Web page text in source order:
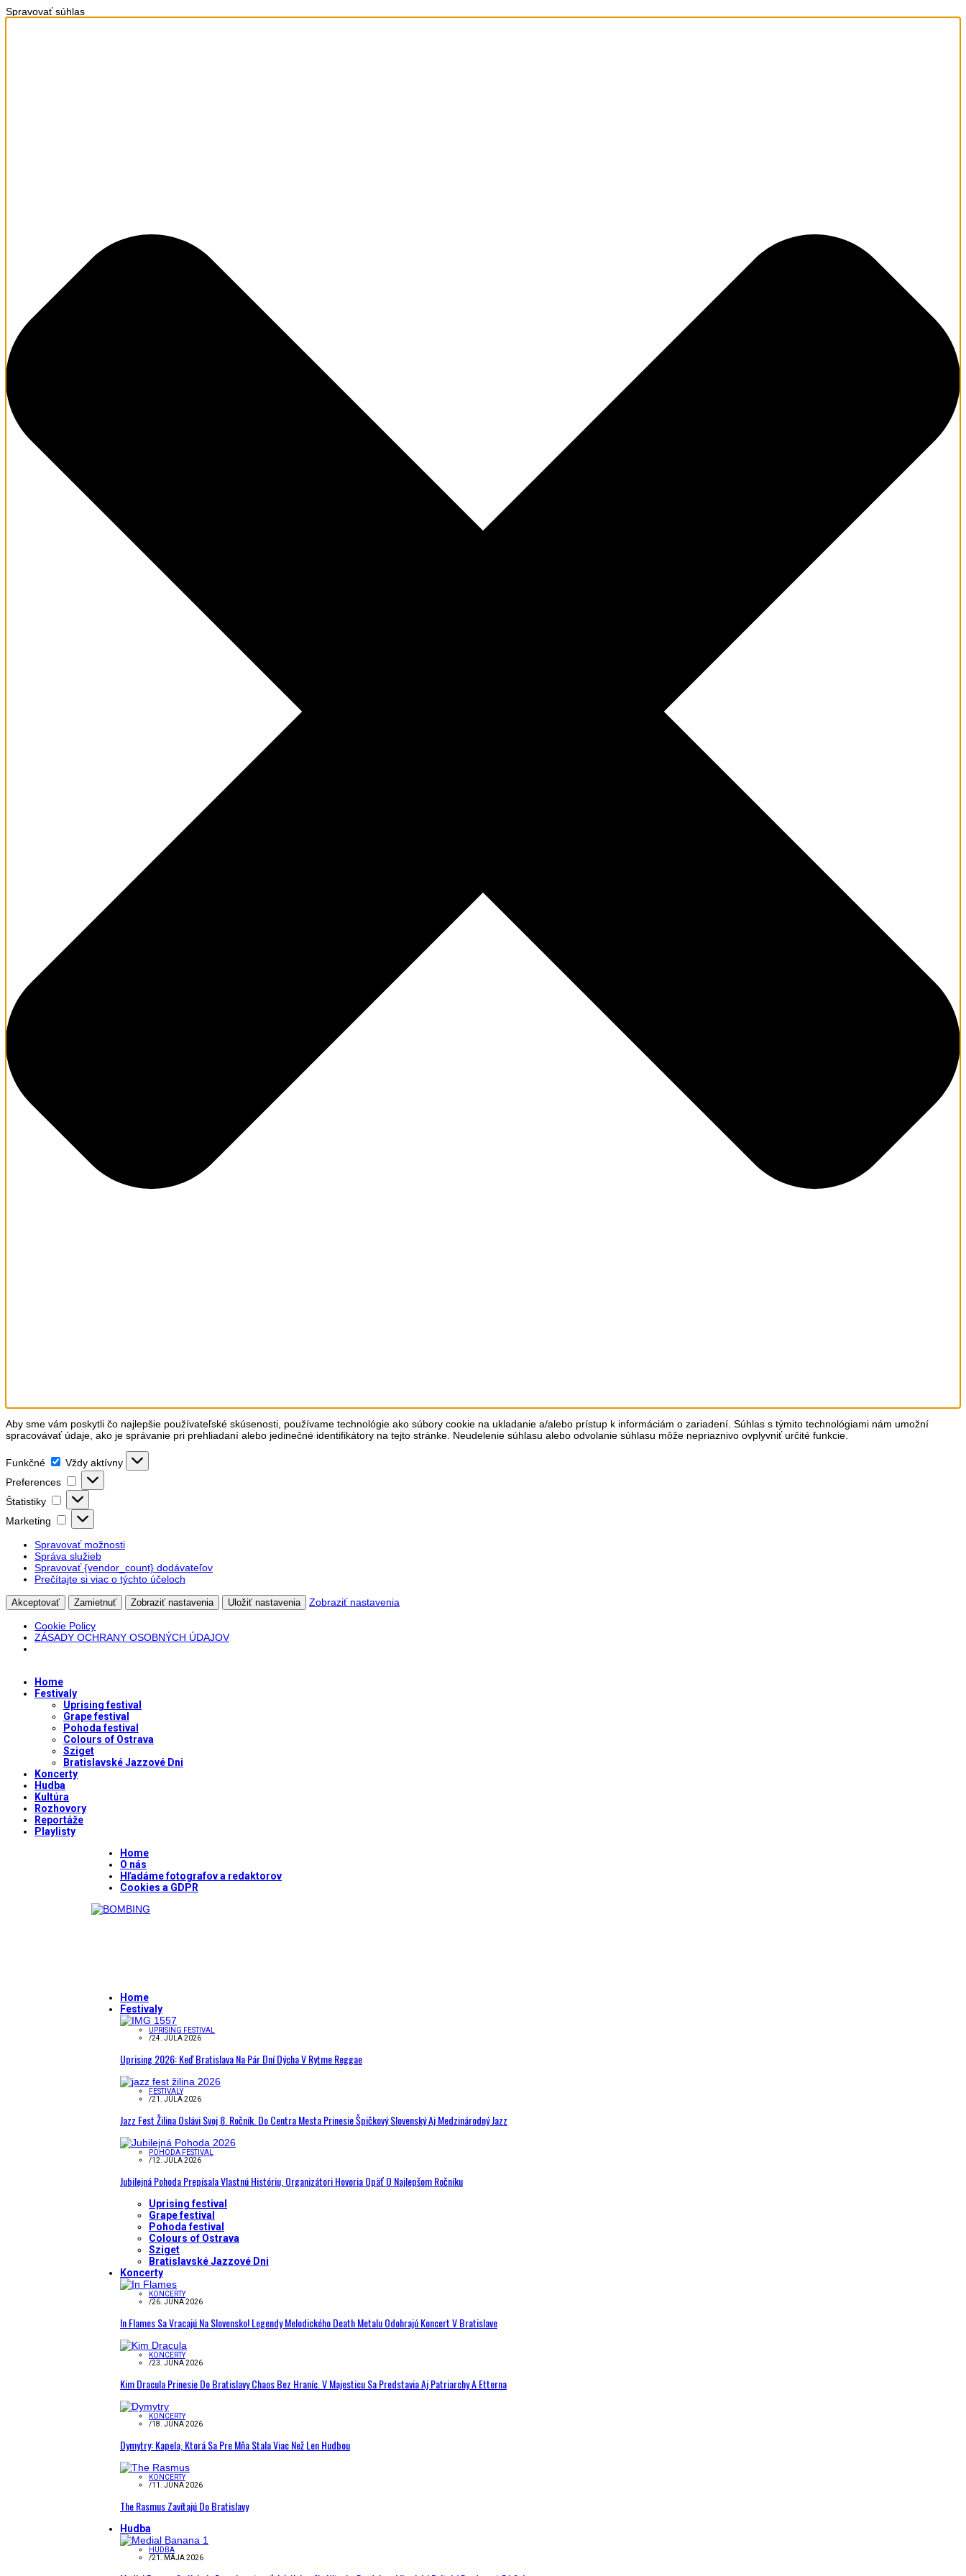
Spravovať súhlas
Aby sme vám poskytli čo najlepšie používateľské skúsenosti, používame technológie ako súbory cookie na ukladanie a/alebo prístup k informáciám o zariadení. Súhlas s týmito technológiami nám umožní
spracovávať údaje, ako je správanie pri prehliadaní alebo jedinečné identifikátory na tejto stránke. Neudelenie súhlasu alebo odvolanie súhlasu môže nepriaznivo ovplyvniť určité funkcie.
Funkčné
Vždy aktívny
Preferences
Preferences
Štatistiky
Štatistiky
Marketing
Marketing
Spravovať možnosti
Správa služieb
Spravovať {vendor_count} dodávateľov
Prečítajte si viac o týchto účeloch
Akceptovať Zamietnuť Zobraziť nastavenia Uložiť nastavenia Zobraziť nastavenia
Cookie Policy
ZÁSADY OCHRANY OSOBNÝCH ÚDAJOV
Home
Festivaly
Uprising festival
Grape festival
Pohoda festival
Colours of Ostrava
Sziget
Bratislavské Jazzové Dni
Koncerty
Hudba
Kultúra
Rozhovory
Reportáže
Playlisty
Home
O nás
Hľadáme fotografov a redaktorov
Cookies a GDPR
Home
Festivaly
UPRISING FESTIVAL
/24. JÚLA 2026
Uprising 2026: Keď Bratislava Na Pár Dní Dýcha V Rytme Reggae
FESTIVALY
/21. JÚLA 2026
Jazz Fest Žilina Oslávi Svoj 8. Ročník. Do Centra Mesta Prinesie Špičkový Slovenský Aj Medzinárodný Jazz
POHODA FESTIVAL
/12. JÚLA 2026
Jubilejná Pohoda Prepísala Vlastnú Históriu, Organizátori Hovoria Opäť O Najlepšom Ročníku
Uprising festival
Grape festival
Pohoda festival
Colours of Ostrava
Sziget
Bratislavské Jazzové Dni
Koncerty
KONCERTY
/26. JÚNA 2026
In Flames Sa Vracajú Na Slovensko! Legendy Melodického Death Metalu Odohrajú Koncert V Bratislave
KONCERTY
/23. JÚNA 2026
Kim Dracula Prinesie Do Bratislavy Chaos Bez Hraníc. V Majesticu Sa Predstavia Aj Patriarchy A Etterna
KONCERTY
/18. JÚNA 2026
Dymytry: Kapela, Ktorá Sa Pre Mňa Stala Viac Než Len Hudbou
KONCERTY
/11. JÚNA 2026
The Rasmus Zavítajú Do Bratislavy
Hudba
HUDBA
/21. MÁJA 2026